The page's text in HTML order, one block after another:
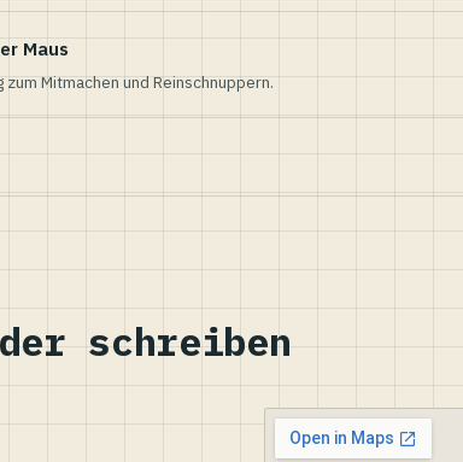
Maus
Mitmachen und Reinschnuppern.
schreiben